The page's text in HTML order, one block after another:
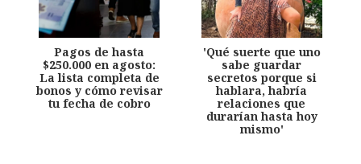
Pagos de hasta
$250.000 en agosto:
La lista completa de
bonos y cómo revisar
tu fecha de cobro
'Qué suerte que uno
sabe guardar
secretos porque si
hablara, habría
relaciones que
durarían hasta hoy
mismo'